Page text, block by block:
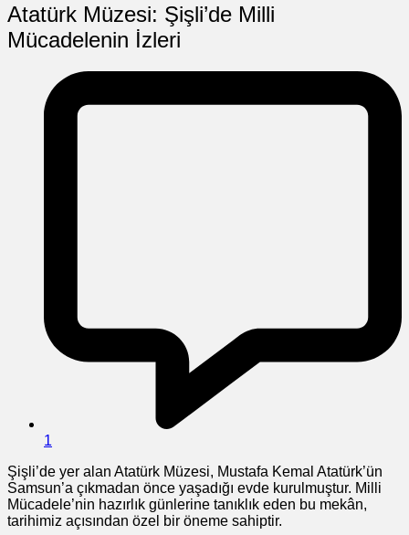
Atatürk Müzesi: Şişli’de Milli
Mücadelenin İzleri
1
Şişli’de yer alan Atatürk Müzesi, Mustafa Kemal Atatürk’ün
Samsun’a çıkmadan önce yaşadığı evde kurulmuştur. Milli
Mücadele’nin hazırlık günlerine tanıklık eden bu mekân,
tarihimiz açısından özel bir öneme sahiptir.